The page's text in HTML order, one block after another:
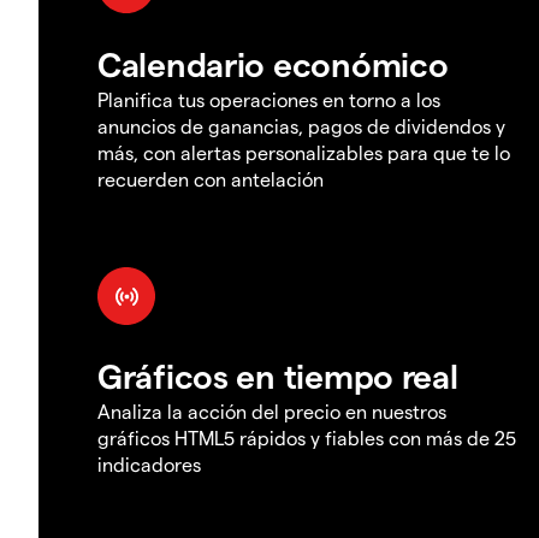
Calendario económico
Planifica tus operaciones en torno a los
anuncios de ganancias, pagos de dividendos y
más, con alertas personalizables para que te lo
recuerden con antelación
Gráficos en tiempo real
Analiza la acción del precio en nuestros
gráficos HTML5 rápidos y fiables con más de 25
indicadores